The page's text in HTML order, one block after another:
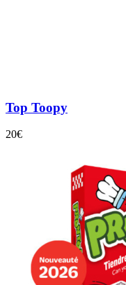
Top Toopy
20€